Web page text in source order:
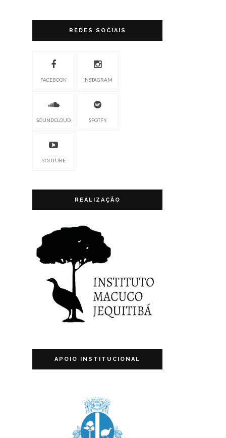
REDES SOCIAIS
FACEBOOK INSTAGRAM
SOUNDCLOUD SPOTFY
YOUTUBE
REALIZAÇÃO
APOIO INSTITUCIONAL